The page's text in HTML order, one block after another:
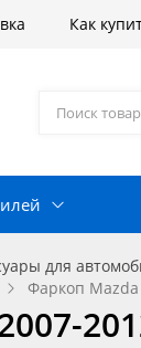
Как
для
Фаркоп Mazda